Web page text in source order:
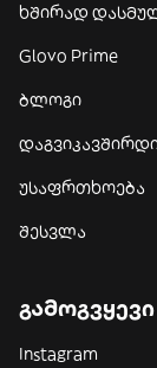
ხშირად
Glovo Prime
ბლოგი
უსაფრთხოება
შესვლა
Instagram